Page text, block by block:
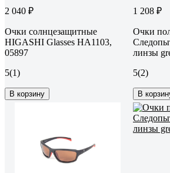
2 040 ₽
Очки солнцезащитные
HIGASHI Glasses HA1103,
05897
5(1)
В корзину
1 208 ₽
Очки
линзы
5(2)
В